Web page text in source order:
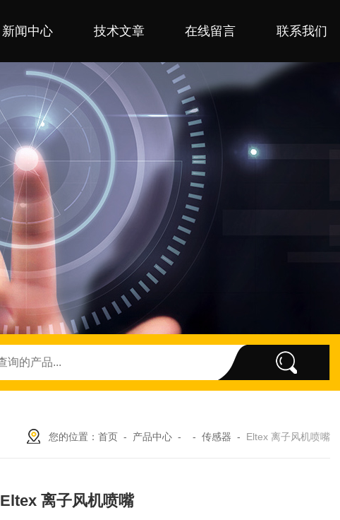
新闻中心 技术文章 在线留言 联系我们
您的位置： 首页 - 产品中心 - - 传感器 - Eltex 离子风机喷嘴
Eltex 离子风机喷嘴